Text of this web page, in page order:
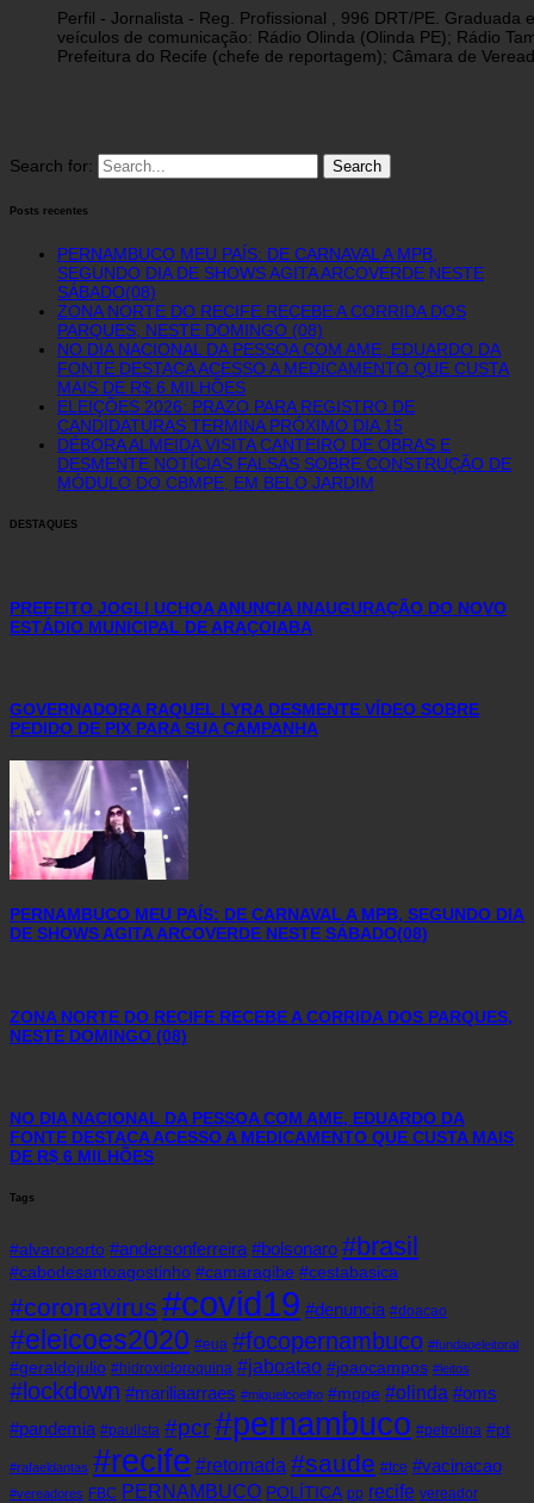
Perfil - Jornalista - Reg. Profissional , 996 DRT/PE.
veículos de comunicação: Rádio Olinda (Olinda PE); Rádio
Prefeitura do Recife (chefe de reportagem); Câmara de
Search for:
Posts recentes
PERNAMBUCO MEU PAÍS: DE CARNAVAL A MPB,
SEGUNDO DIA DE SHOWS AGITA ARCOVERDE NESTE
SÁBADO(08)
ZONA NORTE DO RECIFE RECEBE A CORRIDA DOS
PARQUES, NESTE DOMINGO (08)
NO DIA NACIONAL DA PESSOA COM AME, EDUARDO DA
FONTE DESTACA ACESSO A MEDICAMENTO QUE CUSTA
MAIS DE R$ 6 MILHÕES
ELEIÇÕES 2026: PRAZO PARA REGISTRO DE
CANDIDATURAS TERMINA PRÓXIMO DIA 15
DÉBORA ALMEIDA VISITA CANTEIRO DE OBRAS E
DESMENTE NOTÍCIAS FALSAS SOBRE CONSTRUÇÃO DE
MÓDULO DO CBMPE, EM BELO JARDIM
DESTAQUES
PREFEITO JOGLI UCHOA ANUNCIA INAUGURAÇÃO DO NOVO
ESTÁDIO MUNICIPAL DE ARAÇOIABA
GOVERNADORA RAQUEL LYRA DESMENTE VÍDEO SOBRE
PEDIDO DE PIX PARA SUA CAMPANHA
PERNAMBUCO MEU PAÍS: DE CARNAVAL A MPB, SEGUNDO DIA
DE SHOWS AGITA ARCOVERDE NESTE SÁBADO(08)
ZONA NORTE DO RECIFE RECEBE A CORRIDA DOS PARQUES,
NESTE DOMINGO (08)
NO DIA NACIONAL DA PESSOA COM AME, EDUARDO DA
FONTE DESTACA ACESSO A MEDICAMENTO QUE CUSTA MAIS
DE R$ 6 MILHÕES
Tags
#alvaroporto #andersonferreira #bolsonaro #brasil
#cabodesantoagostinho #camaragibe #cestabasica
#coronavirus #covid19 #denuncia #doacao
#eleicoes2020 #eua #focopernambuco #fundaoeleitoral
#geraldojulio #hidroxicloroquina #jaboatao #joaocampos #leitos
#lockdown #mariliaarraes #miguelcoelho #mppe #olinda #oms
#pandemia #paulista #pcr#pernambuco #petrolina #pt
#rafaeldantas #recife #retomada #saude #tce #vacinacao
#vereadores FBC PERNAMBUCO POLÍTICA pp recife vereador